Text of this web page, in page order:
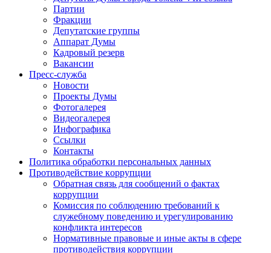
Партии
Фракции
Депутатские группы
Аппарат Думы
Кадровый резерв
Вакансии
Пресс-служба
Новости
Проекты Думы
Фотогалерея
Видеогалерея
Инфографика
Ссылки
Контакты
Политика обработки персональных данных
Прoтивoдeйствие кoрpупции
Обратная связь для сообщений о фактах
коррупции
Комиссия по соблюдению требований к
служебному поведению и урегулированию
конфликта интересов
Нормативные правовые и иные акты в сфере
противодействия коррупции